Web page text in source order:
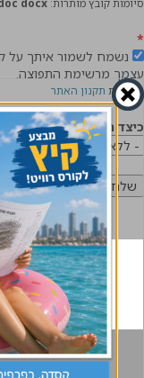
*
נשמח לשמור איתך על
עצמך מרשימת התפוצה.
לקריאת תקנון האתר
כיצד הגעת אלינו?
אודות